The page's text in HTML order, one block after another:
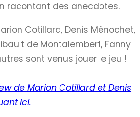
racontant des anecdotes.
Cotillard, Denis Ménochet,
de Montalembert, Fanny
sont venus jouer le jeu !
de Marion Cotillard et Denis
ici.